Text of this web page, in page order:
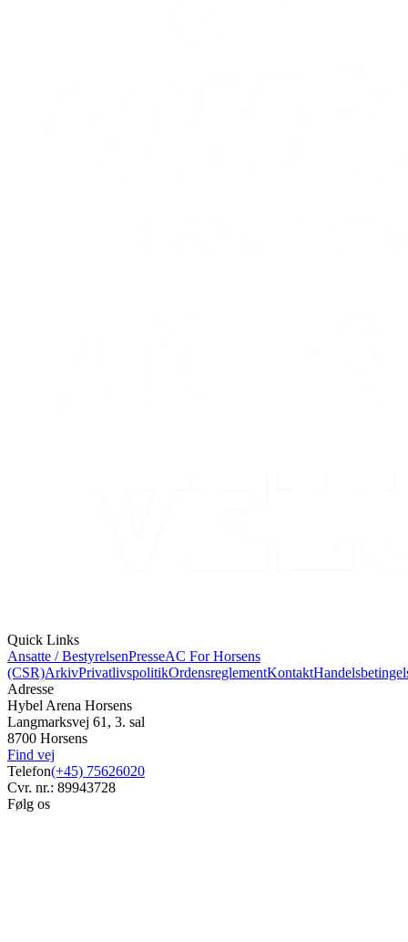
Quick Links
Ansatte / BestyrelsenPresseAC For Horsens
(CSR)ArkivPrivatlivspolitikOrdensreglementKontakt
Adresse
Hybel Arena Horsens
Langmarksvej 61, 3. sal
8700 Horsens
Find vej
Telefon(+45) 75626020
Cvr. nr.: 89943728
Følg os